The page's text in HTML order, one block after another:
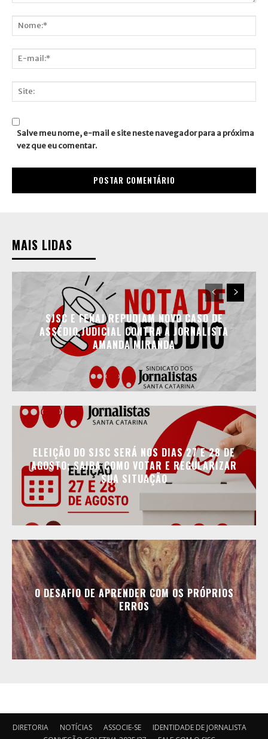
mail:*
Salve meu nome, e-mail e site neste navegador para a próxima
vez que eu comentar.
MAIS LIDAS
SJSC E FENAJ REPUDIAM NOVO CASO DE
ASSÉDIO JUDICIAL CONTRA A JORNALISTA
AMANDA MIRANDA
ELEIÇÃO DO SJSC SERÁ NOS DIAS 27 E 28 DE
AGOSTO; SAIBA COMO VOTAR E REGULARIZAR
SUA SITUAÇÃO
O DESAFIO DE APRENDER COM OS PRÓPRIOS
ERROS
DIRETORIA NOTÍCIAS ASSOCIE-SE
IDENTIDADE DE JORNALISTA